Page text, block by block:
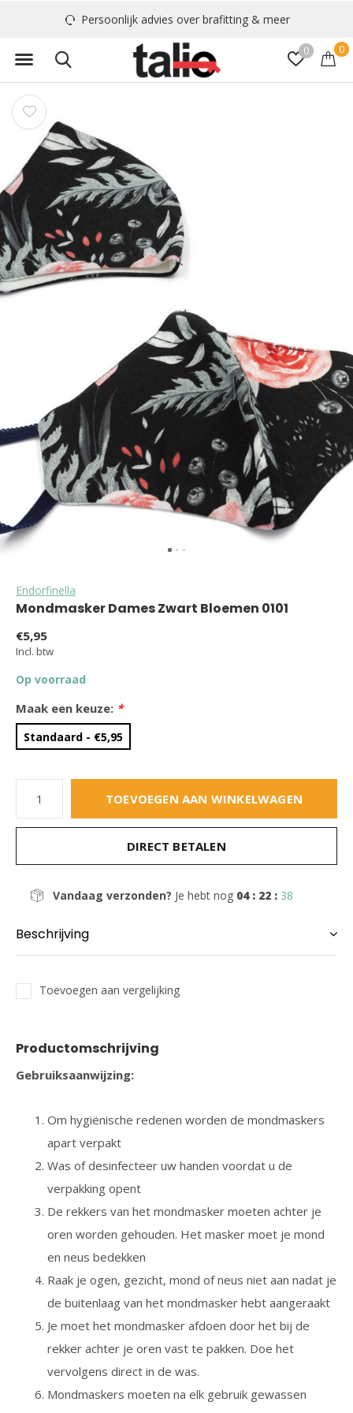
0 0
Persoonlijk advies over brafitting & meer
Endorfinella
Mondmasker Dames Zwart Bloemen 0101
€5,95
Incl. btw
Op voorraad
Maak een keuze: *
Standaard - €5,95
TOEVOEGEN AAN WINKELWAGEN
DIRECT BETALEN
Vandaag verzonden? Je hebt nog 04 : 22 : 37
Beschrijving
Toevoegen aan vergelijking
Productomschrijving
Gebruiksaanwijzing:
Om hygiënische redenen worden de mondmaskers
apart verpakt
Was of desinfecteer uw handen voordat u de
verpakking opent
De rekkers van het mondmasker moeten achter je
oren worden gehouden. Het masker moet je mond
en neus bedekken
Raak je ogen, gezicht, mond of neus niet aan nadat je
de buitenlaag van het mondmasker hebt aangeraakt
Je moet het mondmasker afdoen door het bij de
rekker achter je oren vast te pakken. Doe het
vervolgens direct in de was.
Mondmaskers moeten na elk gebruik gewassen